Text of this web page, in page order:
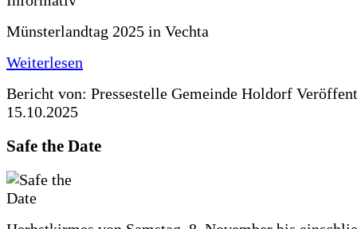
Münsterlandtag 2025 in Vechta
Weiterlesen
Bericht von: Pressestelle Gemeinde Holdorf
15.10.2025
Safe the Date